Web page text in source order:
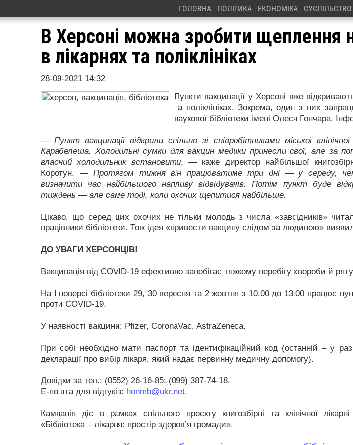
ГОЛОВНА ПОЛІТИКА ЕКОНОМІКА СУСПІЛЬСТВО
В Херсоні можна зробити щеплення
в лікарнях та поліклініках
28-09-2021 14:32
Пункти вакцинації у Херсоні вже
та поліклініках. Зокрема, один з них
наукової бібліотеки імені Олеся Гончара.
— Пункт вакцинації відкрили спільно зі співробітниками міської
Карабелеша. Холодильні сумки для вакцин медики принесли свої, але за
власний холодильник встановити, — каже директор найбільшої
Коротун. —Протягом тижня він працюватиме три дні — у середу,
визначити час найбільшого напливу відвідувачів. Потім пункт буде
тиждень — але саме тоді, коли охочих щепитися найбільше.
Цікаво, що серед цих охочих не тільки молодь з числа «завсідників»
працівники бібліотеки. Тож ідея «привести вакцину слідом за людиною»
ДО УВАГИ ХЕРСОНЦІВ!
Вакцинація від COVID-19 ефективно запобігає тяжкому перебігу хвороби й
На І поверсі бібліотеки 29, 30 вересня та 2 жовтня з 10.00 до 13.00 працює
проти COVID-19.
У наявності вакцини: Pfizer, CoronaVac, AstraZeneca.
При собі необхідно мати паспорт та ідентифікаційний код (останній – у
декларації про вибір лікаря, який надає первинну медичну допомогу).
Довідки за тел.: (0552) 26-16-85; (099) 387-74-18.
Е-пошта для відгуків: honmb@ukr.net​.
Кампанія діє в рамках спільного проєкту книгозбірні та клінічної
«Бібліотека – лікарня: простір здоров’я громади».